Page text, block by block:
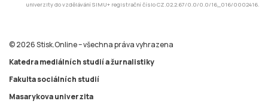
univerzity do vzdělávání SIMU+ registrační číslo CZ.02.2.67/0.0/0.0/16_016/0002416.
© 2026 Stisk.Online – všechna práva vyhrazena
Katedra mediálních studií a žurnalistiky
Fakulta sociálních studií
Masarykova univerzita